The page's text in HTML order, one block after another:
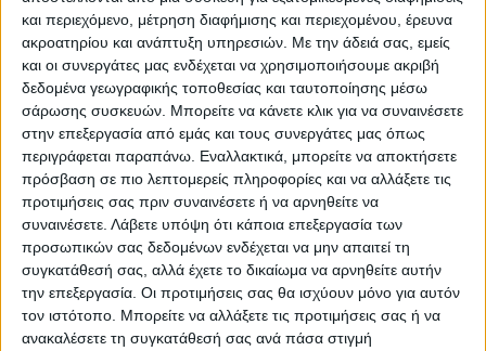
και περιεχόμενο, μέτρηση διαφήμισης και περιεχομένου, έρευνα
ακροατηρίου και ανάπτυξη υπηρεσιών. Με την άδειά σας, εμείς
και οι συνεργάτες μας ενδέχεται να χρησιμοποιήσουμε ακριβή
δεδομένα γεωγραφικής τοποθεσίας και ταυτοποίησης μέσω
σάρωσης συσκευών. Μπορείτε να κάνετε κλικ για να συναινέσετε
στην επεξεργασία από εμάς και τους συνεργάτες μας όπως
περιγράφεται παραπάνω. Εναλλακτικά, μπορείτε να αποκτήσετε
πρόσβαση σε πιο λεπτομερείς πληροφορίες και να αλλάξετε τις
προτιμήσεις σας πριν συναινέσετε ή να αρνηθείτε να
συναινέσετε. Λάβετε υπόψη ότι κάποια επεξεργασία των
προσωπικών σας δεδομένων ενδέχεται να μην απαιτεί τη
συγκατάθεσή σας, αλλά έχετε το δικαίωμα να αρνηθείτε αυτήν
την επεξεργασία. Οι προτιμήσεις σας θα ισχύουν μόνο για αυτόν
τον ιστότοπο. Μπορείτε να αλλάξετε τις προτιμήσεις σας ή να
ανακαλέσετε τη συγκατάθεσή σας ανά πάσα στιγμή
ΝΕΟΣ ΑΓΩΝ
https://neosagon.gr
Η Αρχαιότερη Καθημερινή Πρωινή Εφημερίδα της Καρδίτσας